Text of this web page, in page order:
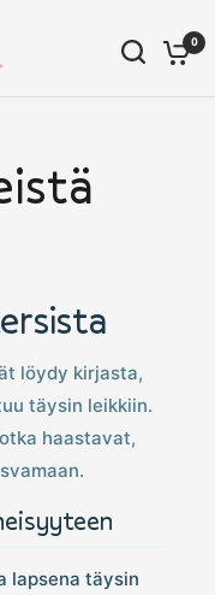
0
löydy kirjasta,
täysin leikkiin.
haastavat,
lapsena täysin